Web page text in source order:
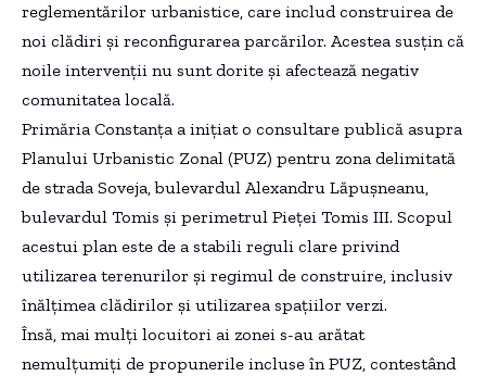
reglementărilor urbanistice, care includ construirea de
noi clădiri și reconfigurarea parcărilor. Acestea susțin că
noile intervenții nu sunt dorite și afectează negativ
comunitatea locală.
Primăria Constanța a inițiat o consultare publică asupra
Planului Urbanistic Zonal (PUZ) pentru zona delimitată
de strada Soveja, bulevardul Alexandru Lăpușneanu,
bulevardul Tomis și perimetrul Pieței Tomis III. Scopul
acestui plan este de a stabili reguli clare privind
utilizarea terenurilor și regimul de construire, inclusiv
înălțimea clădirilor și utilizarea spațiilor verzi.
Însă, mai mulți locuitori ai zonei s-au arătat
nemulțumiți de propunerile incluse în PUZ, contestând